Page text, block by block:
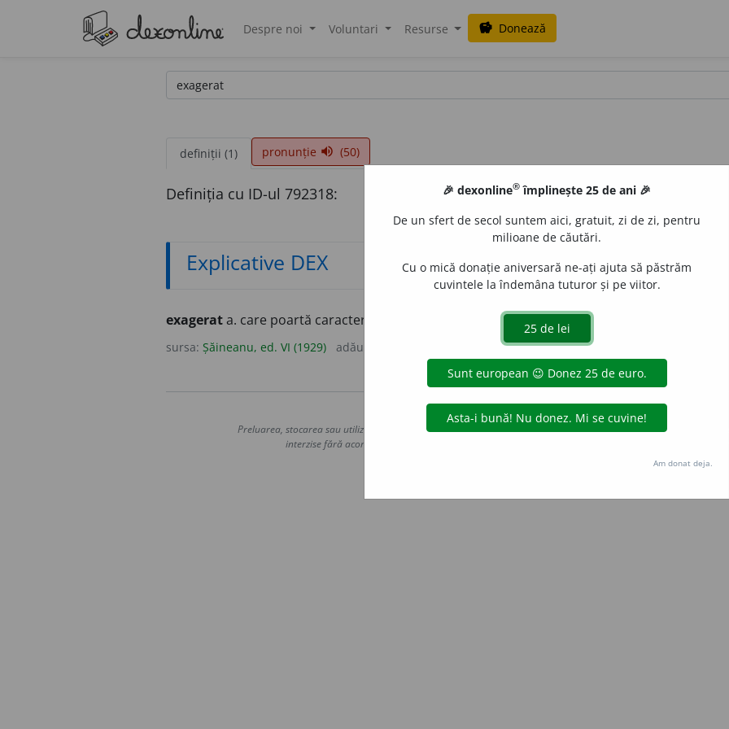
Despre noi Voluntari Resurse savings Donează
definiții (1) pronunție volume_up (50)
Definiția cu ID-ul 792318:
Explicative DEX
exagerata. care poartă caracterul exagerației.
sursa: Șăineanu, ed. VI (1929) adăugată de acțiuni
Copyright © 2004-2026 dexonline (https://dexonline.ro)
Preluarea, stocarea sau utilizarea datelor de pe acest site, inclusiv prin orice metode de extragere automată
interzise fără acordul nostru prealabil scris, cu excepția seturilor de date oferite oficial spre utilizare
Hosterion
🎉 dexonline® împlinește 25 de ani 🎉
De un sfert de secol suntem aici, gratuit, zi de zi, pentru
milioane de căutări.
Cu o mică donație aniversară ne-ați ajuta să păstrăm
cuvintele la îndemâna tuturor și pe viitor.
Am donat deja.